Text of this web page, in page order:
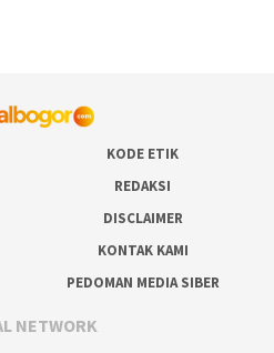
KODE ETIK
REDAKSI
DISCLAIMER
KONTAK KAMI
PEDOMAN MEDIA SIBER
NETWORK